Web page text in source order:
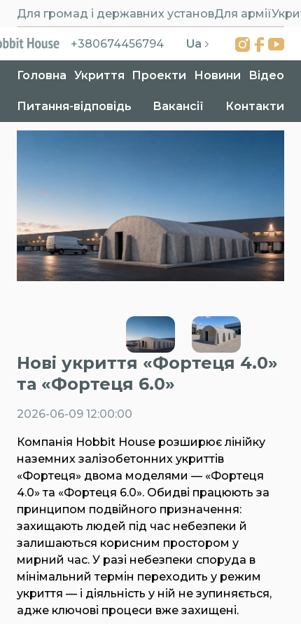
Для громад і державних установДля армії
+380674456794 Ua
Головна Укриття Проекти Новини Відео
Питання-відповідь Вакансії Контакти
Головна > Новини
>
Нові укриття «Фортеця 4.0»
та «Фортеця 6.0»
2026-06-09 12:00:00
Компанія Hobbit House розширює лінійку
наземних залізобетонних укриттів
«Фортеця» двома моделями — «Фортеця
4.0» та «Фортеця 6.0». Обидві працюють за
принципом подвійного призначення:
захищають людей під час небезпеки й
залишаються корисним простором у
мирний час. У разі небезпеки споруда в
мінімальний термін переходить у режим
укриття — і діяльність у ній не зупиняється,
адже ключові процеси вже захищені.